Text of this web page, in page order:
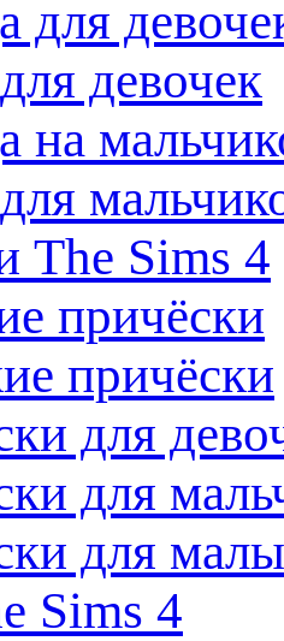
для
девочек
на
The Sims 4
причёски
причёски
для
для
для
Sims 4